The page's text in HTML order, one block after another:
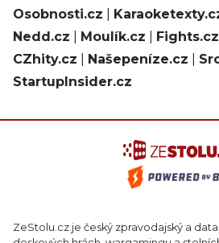
Osobnosti.cz
Nedd.cz
Moulík.cz Fights.cz
CZhity.cz
Našepeníze.cz
StartupInsider.cz
ZeStolu.cz je český zpravodajský a